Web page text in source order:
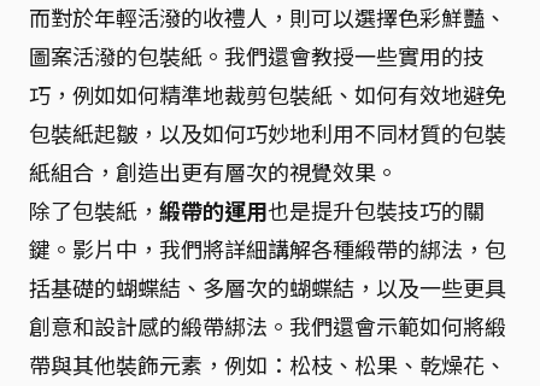
而對於年輕活潑的收禮人，則可以選擇色彩鮮豔、
圖案活潑的包裝紙。我們還會教授一些實用的技
巧，例如如何精準地裁剪包裝紙、如何有效地避免
包裝紙起皺，以及如何巧妙地利用不同材質的包裝
紙組合，創造出更有層次的視覺效果。
除了包裝紙， 緞帶的運用也是提升包裝技巧的關
鍵。影片中，我們將詳細講解各種緞帶的綁法，包
括基礎的蝴蝶結、多層次的蝴蝶結，以及一些更具
創意和設計感的緞帶綁法。我們還會示範如何將緞
帶與其他裝飾元素，例如：松枝、松果、乾燥花、